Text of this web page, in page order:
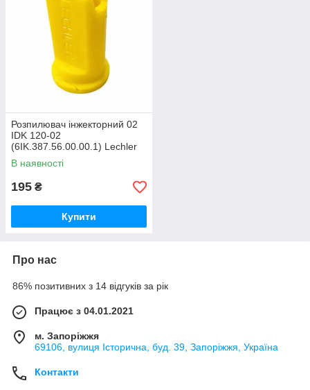
Розпилювач інжекторний 02
IDK 120-02
(6IK.387.56.00.00.1) Lechler
Німеччина
В наявності
195 ₴
Купити
Про нас
86% позитивних з 14 відгуків за рік
Працює з 04.01.2021
м. Запоріжжя
69106, вулиця Історична, буд. 39, Запоріжжя, Україна
Контакти